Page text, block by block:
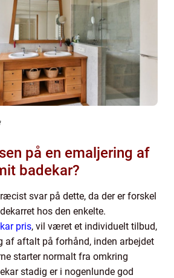
på en emaljering af
badekar?
svar på dette, da der er forskel
hos den enkelte.
pris, vil været et individuelt tilbud,
af aftalt på forhånd, inden arbejdet
starter normalt fra omkring
stadig er i nogenlunde god